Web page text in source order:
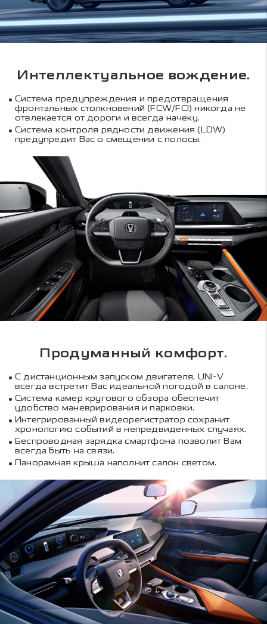
Интеллектуальное вождение.
Система предупреждения и предотвращения
фронтальных столкновений (FCW/FCI) никогда не
отвлекается от дороги и всегда начеку.
Система контроля рядности движения (LDW)
предупредит Вас о смещении с полосы.
Продуманный комфорт.
С дистанционным запуском двигателя, UNI-V
всегда встретит Вас идеальной погодой в салоне.
Система камер кругового обзора обеспечит
удобство маневрирования и парковки.
Интегрированный видеорегистратор сохранит
хронологию событий в непредвиденных случаях.
Беспроводная зарядка смартфона позволит Вам
всегда быть на связи.
Панорамная крыша наполнит салон светом.